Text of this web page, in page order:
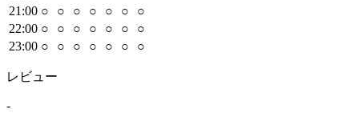
21 :00 ○ ○ ○ ○ ○ ○
○
22:00 ○ ○ ○ ○ ○ ○
○
23:00 ○ ○ ○ ○ ○ ○ ○
レビュー
-